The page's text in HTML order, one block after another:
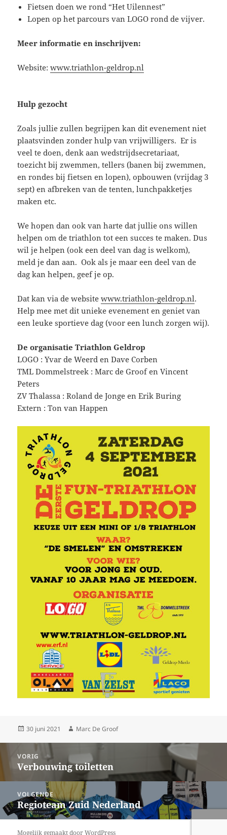
Fietsen doen we rond “Het Uilennest”
Lopen op het parcours van LOGO rond de vijver.
Meer informatie en inschrijven:
Website:www.triathlon-geldrop.nl
Hulp gezocht
Zoals jullie zullen begrijpen kan dit evenement niet
plaatsvinden zonder hulp van vrijwilligers. Er is
veel te doen, denk aan wedstrijdsecretariaat,
toezicht bij zwemmen, tellers (banen bij zwemmen,
en rondes bij fietsen en lopen), opbouwen (vrijdag 3
sept) en afbreken van de tenten, lunchpakketjes
maken etc.
We hopen dan ook van harte dat jullie ons willen
helpen om de triathlon tot een succes te maken. Dus
wil je helpen (ook een deel van dag is welkom),
meld je dan aan. Ook als je maar een deel van de
dag kan helpen, geef je op.
Dat kan via de websitewww.triathlon-geldrop.nl.
Help mee met dit unieke evenement en geniet van
een leuke sportieve dag (voor een lunch zorgen wij).
De organisatie Triathlon Geldrop
LOGO : Yvar de Weerd en Dave Corben
TML Dommelstreek : Marc de Groof en Vincent
Peters
ZV Thalassa : Roland de Jonge en Erik Buring
Extern : Ton van Happen
Geplaatst
30 juni 2021 Auteur
Marc De Groof
navigatie
VORIG
Vorig
Verbouwing toiletten
VOLGENDE
Volgend
bericht:
Regioteam Zuid Nederland
Mogelijk gemaakt door WordPress